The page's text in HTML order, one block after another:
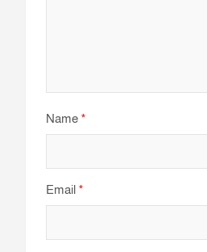
Name *
Email *